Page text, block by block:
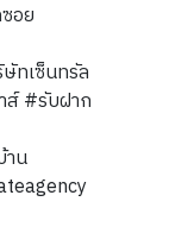
อย
ทเซ็นทรัล
ส์ #รับฝาก
าน